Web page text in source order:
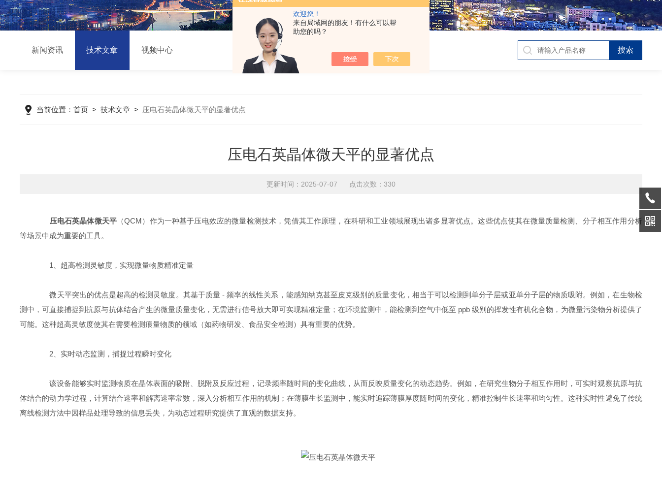
欢迎您！
来自局域网的朋友！有什么可以帮
助您的吗？
新闻资讯 技术文章 视频中心
当前位置：首页 >技术文章 > 压电石英晶体微天平的显著优点
压电石英晶体微天平的显著优点
更新时间：2025-07-07 点击次数：330
压电石英晶体微天平 （QCM）作为一种基于压电效应的微量检测技术，凭借其工作原理，在科研和工业领域展现出诸多显著优点。这些优点使其在微量质量检测、分子相互作用分析
等场景中成为重要的工具。​
1、超高检测灵敏度，实现微量物质精准定量​
微天平突出的优点是超高的检测灵敏度。其基于质量 - 频率的线性关系，能感知纳克甚至皮克级别的质量变化，相当于可以检测到单分子层或亚单分子层的物质吸附。例如，在生物检
测中，可直接捕捉到抗原与抗体结合产生的微量质量变化，无需进行信号放大即可实现精准定量；在环境监测中，能检测到空气中低至 ppb 级别的挥发性有机化合物，为微量污染物分析提供了
可能。这种超高灵敏度使其在需要检测痕量物质的领域（如药物研发、食品安全检测）具有重要的优势。​
2、实时动态监测，捕捉过程瞬时变化​
该设备能够实时监测物质在晶体表面的吸附、脱附及反应过程，记录频率随时间的变化曲线，从而反映质量变化的动态趋势。例如，在研究生物分子相互作用时，可实时观察抗原与抗
体结合的动力学过程，计算结合速率和解离速率常数，深入分析相互作用的机制；在薄膜生长监测中，能实时追踪薄膜厚度随时间的变化，精准控制生长速率和均匀性。这种实时性避免了传统
离线检测方法中因样品处理导致的信息丢失，为动态过程研究提供了直观的数据支持。​